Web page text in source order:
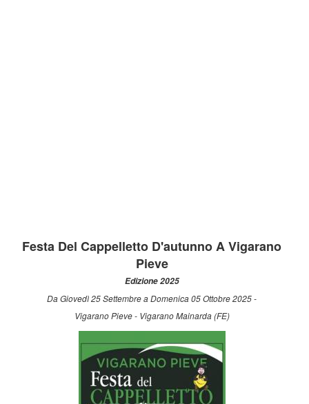
Festa Del Cappelletto D'autunno A Vigarano
Pieve
Edizione 2025
Da Giovedì 25 Settembre a Domenica 05 Ottobre 2025 -
Vigarano Pieve - Vigarano Mainarda (FE)